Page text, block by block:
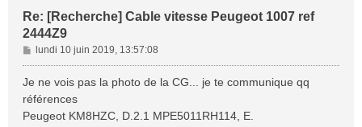
Re: [Recherche] Cable vitesse Peugeot 1007 ref
2444Z9
M
e
s
s
g
lundi 10 juin 2019, 13:57:08
Je ne vois pas la photo de la CG... je te communique qq
références
Peugeot KM8HZC, D.2.1 MPE5011RH114, E.